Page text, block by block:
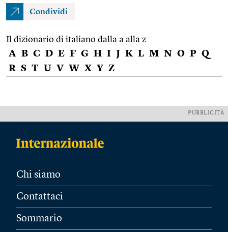
Condividi
Il dizionario di italiano dalla a alla z
A B C D E F G H I J K L M N O P Q
R S T U V W X Y Z
PUBBLICITÀ
Chi siamo
Contattaci
Sommario